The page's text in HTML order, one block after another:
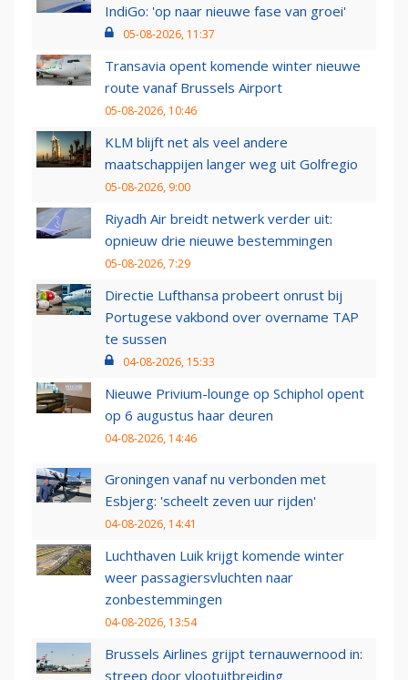
IndiGo: 'op naar nieuwe fase van groei'
05-08-2026, 11:37
Transavia opent komende winter nieuwe
route vanaf Brussels Airport
05-08-2026, 10:46
KLM blijft net als veel andere
maatschappijen langer weg uit Golfregio
05-08-2026, 9:00
Riyadh Air breidt netwerk verder uit:
opnieuw drie nieuwe bestemmingen
05-08-2026, 7:29
Directie Lufthansa probeert onrust bij
Portugese vakbond over overname TAP
te sussen
04-08-2026, 15:33
Nieuwe Privium-lounge op Schiphol opent
op 6 augustus haar deuren
04-08-2026, 14:46
Groningen vanaf nu verbonden met
Esbjerg: 'scheelt zeven uur rijden'
04-08-2026, 14:41
Luchthaven Luik krijgt komende winter
weer passagiersvluchten naar
zonbestemmingen
04-08-2026, 13:54
Brussels Airlines grijpt ternauwernood in:
streep door vlootuitbreiding